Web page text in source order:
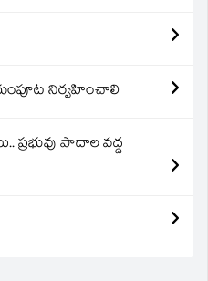
నిర్వహించాలి
ప్రభువు పాదాల వద్ద